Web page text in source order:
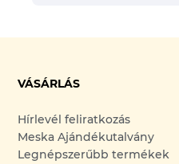
VÁSÁRLÁS
Hírlevél feliratkozás
Meska Ajándékutalvány
Legnépszerűbb termékek